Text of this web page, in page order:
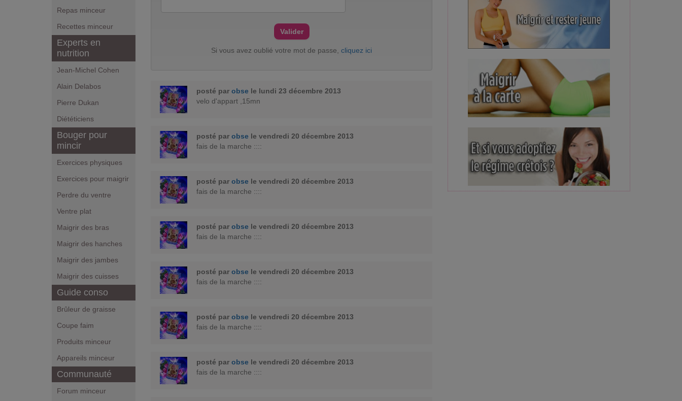
Repas minceur
Recettes minceur
Experts en
nutrition
Jean-Michel Cohen
Alain Delabos
Pierre Dukan
Diététiciens
Bouger pour
mincir
Exercices physiques
Exercices pour maigrir
Perdre du ventre
Ventre plat
Maigrir des bras
Maigrir des hanches
Maigrir des jambes
Maigrir des cuisses
Guide conso
Brûleur de graisse
Coupe faim
Produits minceur
Appareils minceur
Communauté
Forum minceur
Si vous avez oublié votre mot de passe, cliquez ici
posté par obse le lundi 23 décembre 2013
velo d'appart ,15mn
posté par obse le vendredi 20 décembre 2013
fais de la marche ::::
posté par obse le vendredi 20 décembre 2013
fais de la marche ::::
posté par obse le vendredi 20 décembre 2013
fais de la marche ::::
posté par obse le vendredi 20 décembre 2013
fais de la marche ::::
posté par obse le vendredi 20 décembre 2013
fais de la marche ::::
posté par obse le vendredi 20 décembre 2013
fais de la marche ::::